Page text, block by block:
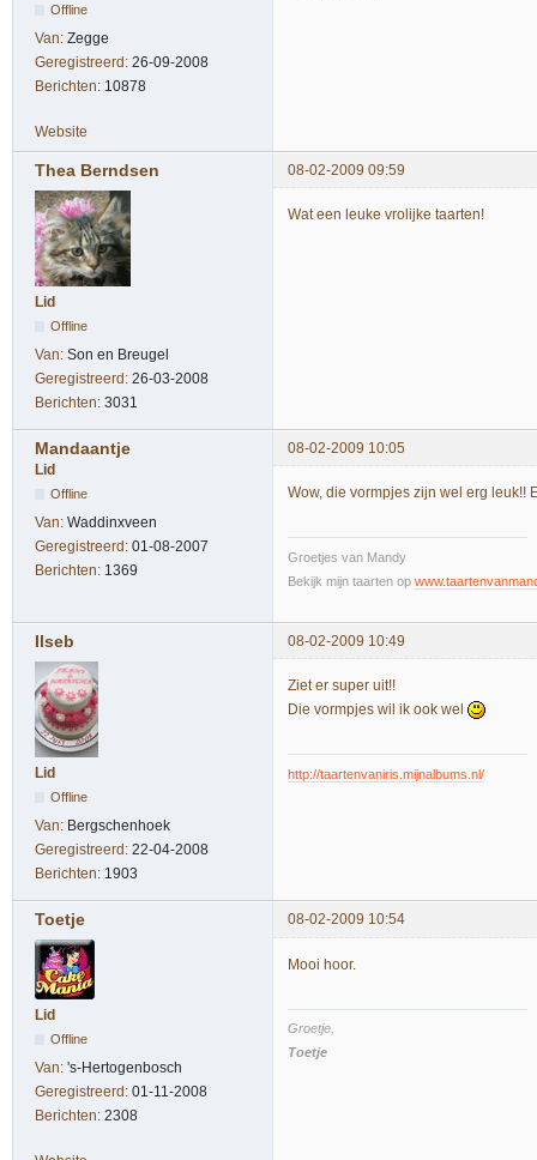
Offline
Van: Zegge
Geregistreerd: 26-09-2008
Berichten: 10878
Website
Thea Berndsen 08-02-2009 09:59
Lid
Offline
Van: Son en Breugel
Geregistreerd: 26-03-2008
Berichten: 3031
Wat een leuke vrolijke taarten!
Mandaantje
08-02-2009 10:05
Lid
Offline
Van: Waddinxveen
Geregistreerd: 01-08-2007
Berichten: 1369
Wow, die vormpjes zijn wel erg leuk!!
Groetjes van Mandy
Bekijk mijn taarten op
Ilseb 08-02-2009 10:49
Lid
Offline
Van: Bergschenhoek
Geregistreerd: 22-04-2008
Berichten: 1903
Ziet er super uit!!
Die vormpjes wil ik ook wel
http://taartenvaniris.mijnalbums.nl/
Toetje 08-02-2009 10:54
Lid
Offline
Van: 's-Hertogenbosch
Geregistreerd: 01-11-2008
Berichten: 2308
Mooi hoor.
Groetje,
Toetje